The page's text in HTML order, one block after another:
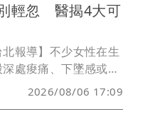
輕忽 醫揭4大可
北報導】不少女性在生
處痠痛、下墜感或排
往以為是痔瘡發作。
師張良實提醒，經期
2026/08/06 17:09